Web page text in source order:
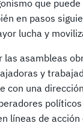
que
en pasos
lucha y
las asambleas
y
con una
líneas de